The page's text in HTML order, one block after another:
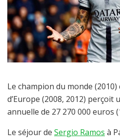
Le champion du monde
d’Europe (2008, 2012)
annuelle de 27 270 000 euros
Le séjour de Sergio Ramos à